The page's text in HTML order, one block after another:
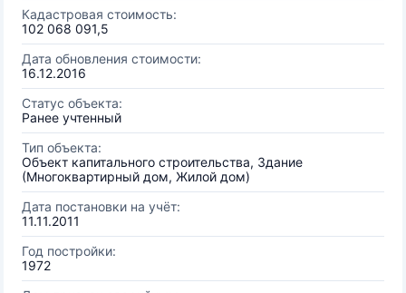
Кадастровая стоимость:
102 068 091,5
Дата обновления стоимости:
16.12.2016
Статус объекта:
Ранее учтенный
Тип объекта:
Объект капитального строительства, Здание
(Многоквартирный дом, Жилой дом)
Дата постановки на учёт:
11.11.2011
Год постройки:
1972